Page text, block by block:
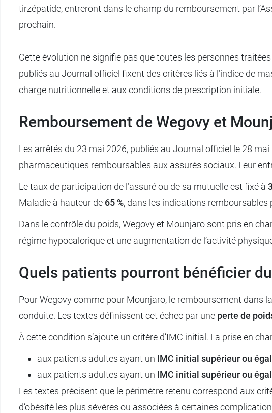
tirzépatide, entreront dans le champ du remboursement par
prochain.
Cette évolution ne signifie pas que toutes les personnes
publiés au Journal officiel fixent des critères liés à l’indice de
charge nutritionnelle et aux conditions de prescription initiale.
Remboursement de Wegovy et
Les arrêtés du 23 mai 2026, publiés au Journal officiel le 28
pharmaceutiques remboursables aux assurés sociaux. Leur
Le taux de participation de l’assuré ou de sa mutuelle est fixé à
Maladie à hauteur de 65 %, dans les indications remboursables
Dans le contrôle du poids, Wegovy et Mounjaro sont pris en
régime hypocalorique et une augmentation de l’activité
Quels patients pourront bénéficier
Pour Wegovy comme pour Mounjaro, le remboursement dans
conduite. Les textes définissent cet échec par une perte de
À cette condition s’ajoute un critère d’IMC initial. La prise en
aux patients adultes ayant un IMC initial supérieur ou
aux patients adultes ayant un IMC initial supérieur ou
Les textes précisent que le périmètre retenu correspond aux
d’obésité les plus sévères ou associées à certaines